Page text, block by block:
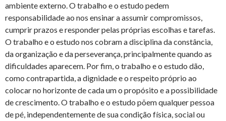
ambiente externo. O trabalho e o estudo pedem
responsabilidade ao nos ensinar a assumir compromissos,
cumprir prazos e responder pelas próprias escolhas e tarefas.
O trabalho e o estudo nos cobram a disciplina da constância,
da organização e da perseverança, principalmente quando as
dificuldades aparecem. Por fim, o trabalho e o estudo dão,
como contrapartida, a dignidade e o respeito próprio ao
colocar no horizonte de cada um o propósito e a possibilidade
de crescimento. O trabalho e o estudo põem qualquer pessoa
de pé, independentemente de sua condição física, social ou